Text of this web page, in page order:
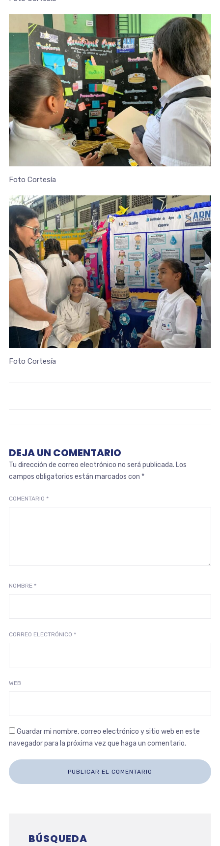
Foto Cortesía
Foto Cortesía
DEJA UN COMENTARIO
Tu dirección de correo electrónico no será publicada. Los
campos obligatorios están marcados con *
COMENTARIO *
NOMBRE *
CORREO ELECTRÓNICO *
WEB
Guardar mi nombre, correo electrónico y sitio web en este
navegador para la próxima vez que haga un comentario.
BÚSQUEDA